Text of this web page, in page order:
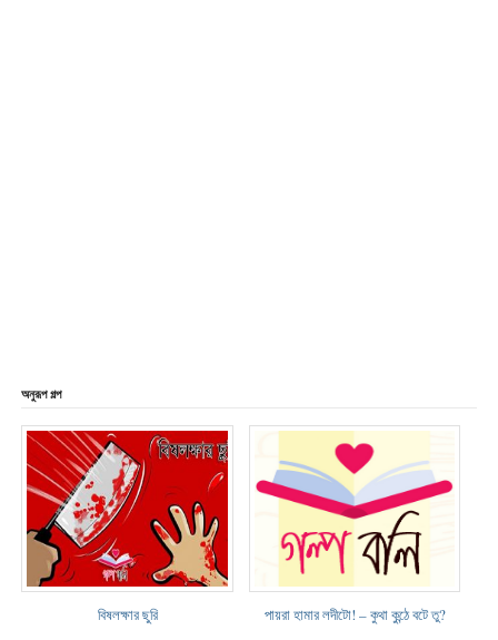
অনুরূপ গল্প
বিষলক্ষার ছুরি পায়রা হামার লদীটো! – কুথা কুন্ঠে বটে তু?